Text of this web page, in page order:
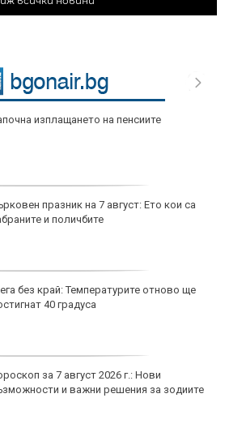
изплащането на пенсиите
празник на 7 август: Ето кои са
и поличбите
без край: Температурите отново ще
40 градуса
за 7 август 2026 г.: Нови
и важни решения за зодиите